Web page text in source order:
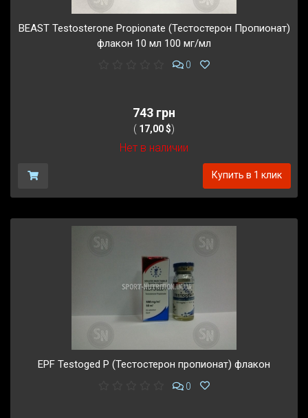
BEAST Testosterone Propionate (Тестостерон Пропионат)
флакон 10 мл 100 мг/мл
0
743 грн
( 17,00 $)
Нет в наличии
Купить в 1 клик
EPF Testoged P (Тестостерон пропионат) флакон
0